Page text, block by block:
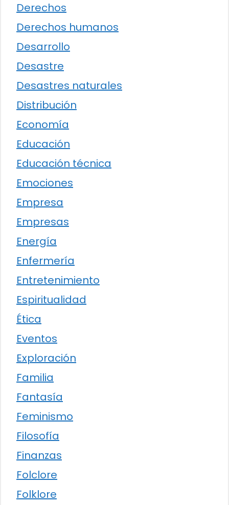
Derechos
Derechos humanos
Desarrollo
Desastre
Desastres naturales
Distribución
Economía
Educación
Educación técnica
Emociones
Empresa
Empresas
Energía
Enfermería
Entretenimiento
Espiritualidad
Ética
Eventos
Exploración
Familia
Fantasía
Feminismo
Filosofía
Finanzas
Folclore
Folklore